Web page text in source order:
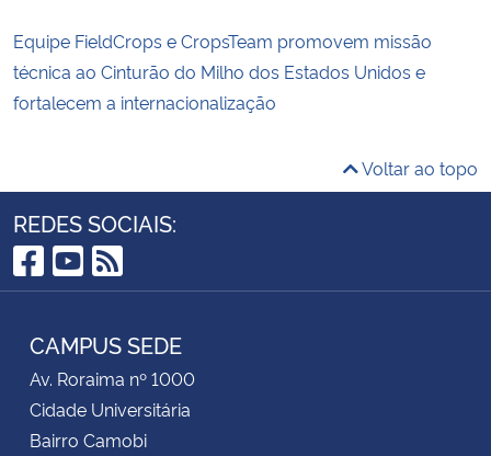
Equipe FieldCrops e CropsTeam promovem missão
técnica ao Cinturão do Milho dos Estados Unidos e
fortalecem a internacionalização
Voltar ao topo
REDES SOCIAIS:
Facebook
YouTube
RSS
CAMPUS SEDE
Av. Roraima nº 1000
Cidade Universitária
Bairro Camobi